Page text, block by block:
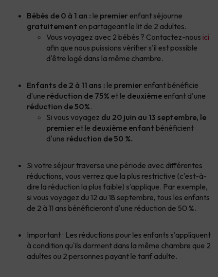
Bébés de 0 à 1 an : le premier enfant séjourne
gratuitement en partageant le lit de 2 adultes.
Vous voyagez avec 2 bébés ? Contactez-nous ici
afin que nous puissions vérifier s'il est possible
d'être logé dans la même chambre.
Enfants de 2 à 11 ans : le premier enfant bénéficie
d'une réduction de 75% et le deuxième enfant d'une
réduction de 50%.
Si vous voyagez du 20 juin au 13 septembre, le
premier et le deuxième enfant bénéficient
d'une réduction de 50 %.
Si votre séjour traverse une période avec différentes
réductions, vous verrez que la plus restrictive (c'est-à-
dire la réduction la plus faible) s'applique. Par exemple,
si vous voyagez du 12 au 18 septembre, tous les enfants
de 2 à 11 ans bénéficieront d'une réduction de 50 %.
Important : Les réductions pour les enfants s'appliquent
à condition qu'ils dorment dans la même chambre que 2
adultes ou 2 personnes payant le tarif adulte.